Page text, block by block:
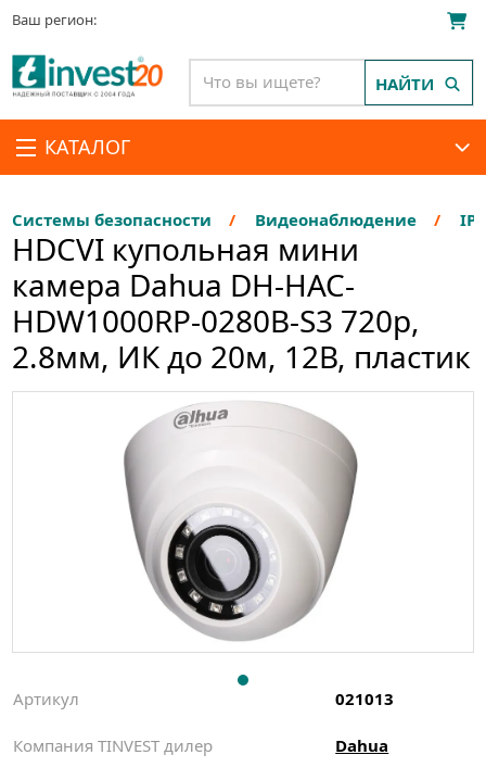
Ваш регион:
КАТАЛОГ
НАЙТИ
Системы безопасности Видеонаблюдение
HDCVI купольная мини
камера Dahua DH-HAC-
HDW1000RP-0280B-S3 720p,
2.8мм, ИК до 20м, 12В, пластик
Артикул 021013
Компания TINVEST дилер Dahua